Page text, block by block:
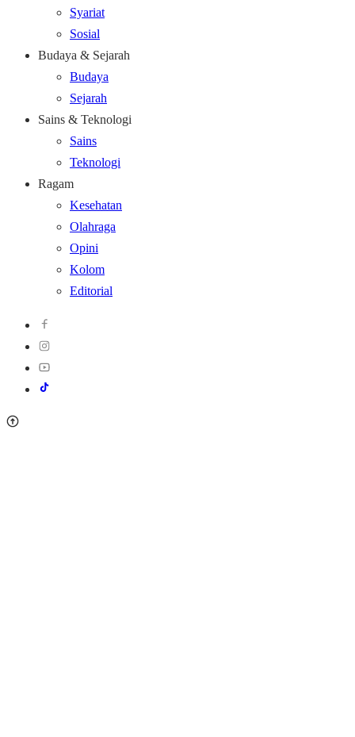
Syariat
Sosial
Budaya & Sejarah
Budaya
Sejarah
Sains & Teknologi
Sains
Teknologi
Ragam
Kesehatan
Olahraga
Opini
Kolom
Editorial